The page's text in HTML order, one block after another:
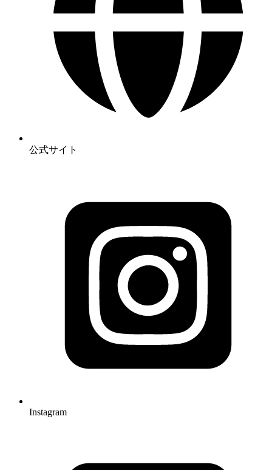
公式サイト
Instagram